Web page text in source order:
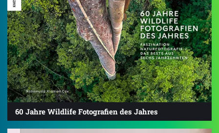
60 Jahre Wildlife Fotografien des Jahres